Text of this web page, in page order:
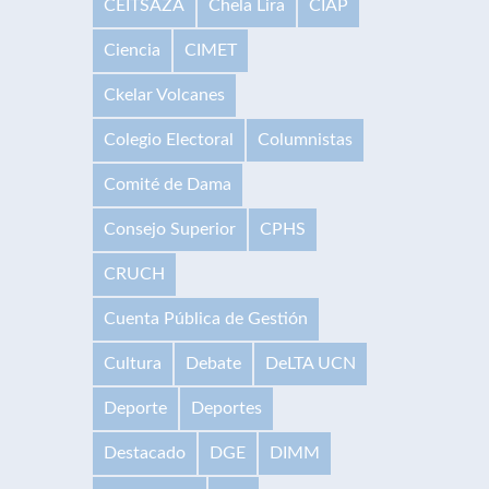
CEITSAZA Chela Lira CIAP
Ciencia CIMET
Ckelar Volcanes
Colegio Electoral Columnistas
Comité de Dama
Consejo Superior CPHS
CRUCH
Cuenta Pública de Gestión
Cultura Debate DeLTA UCN
Deporte Deportes
Destacado DGE DIMM